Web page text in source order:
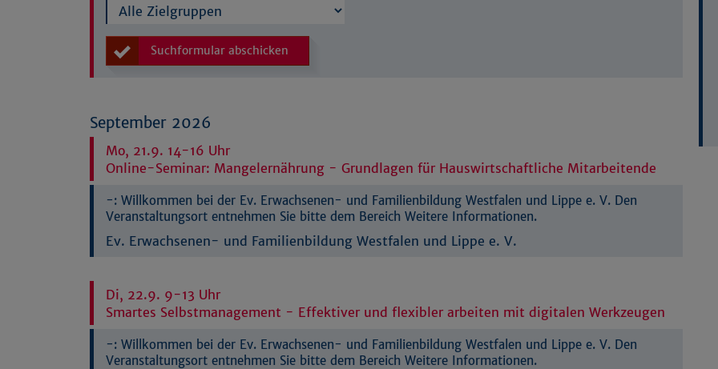
Suchformular abschicken
September 2026
Mo, 21.9. 14-16 Uhr
Online-Seminar: Mangelernährung - Grundlagen für Hauswirtschaftliche Mitarbeitende
-: Willkommen bei der Ev. Erwachsenen- und Familienbildung Westfalen und Lippe e. V. Den
Veranstaltungsort entnehmen Sie bitte dem Bereich Weitere Informationen.
Ev. Erwachsenen- und Familienbildung Westfalen und Lippe e. V.
Di, 22.9. 9-13 Uhr
Smartes Selbstmanagement - Effektiver und flexibler arbeiten mit digitalen Werkzeugen
-: Willkommen bei der Ev. Erwachsenen- und Familienbildung Westfalen und Lippe e. V. Den
Veranstaltungsort entnehmen Sie bitte dem Bereich Weitere Informationen.